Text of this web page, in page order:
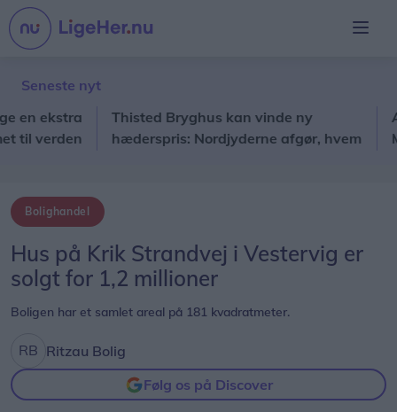
Seneste nyt
ekstra
Thisted Bryghus kan vinde ny
hæderspris: Nordjyderne afgør, hvem
Bolighandel
Hus på Krik Strandvej i Vestervig er
solgt for 1,2 millioner
Boligen har et samlet areal på 181 kvadratmeter.
Ritzau Bolig
Følg os på Discover